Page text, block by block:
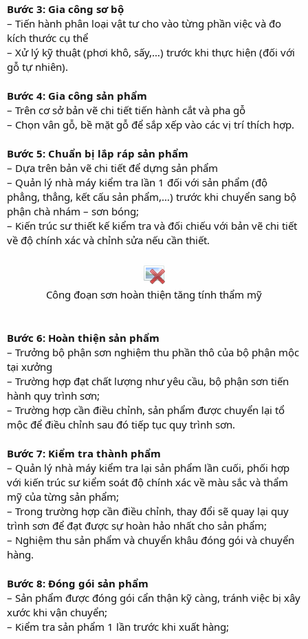
Bước 3: Gia công sơ bộ
– Tiến hành phân loại vật tư cho vào từng phần việc và đo
kích thước cụ thể
– Xử lý kỹ thuật (phơi khô, sấy,…) trước khi thực hiện (đối với
gỗ tự nhiên).
Bước 4: Gia công sản phẩm
– Trên cơ sở bản vẽ chi tiết tiến hành cắt và pha gỗ
– Chọn vân gỗ, bề mặt gỗ để sắp xếp vào các vị trí thích hợp.
Bước 5: Chuẩn bị lắp ráp sản phẩm
– Dựa trên bản vẽ chi tiết để dựng sản phẩm
– Quản lý nhà máy kiểm tra lần 1 đối với sản phẩm (độ
phẳng, thẳng, kết cấu sản phẩm,…) trước khi chuyển sang bộ
phận chà nhám – sơn bóng;
– Kiến trúc sư thiết kế kiểm tra và đối chiếu với bản vẽ chi tiết
về độ chính xác và chỉnh sửa nếu cần thiết.
Công đoạn sơn hoàn thiện tăng tính thẩm mỹ​
Bước 6: Hoàn thiện sản phẩm
– Trưởng bộ phận sơn nghiệm thu phần thô của bộ phận mộc
tại xưởng
– Trường hợp đạt chất lượng như yêu cầu, bộ phận sơn tiến
hành quy trình sơn;
– Trường hợp cần điều chỉnh, sản phẩm được chuyển lại tổ
mộc để điều chỉnh sau đó tiếp tục quy trình sơn.
Bước 7: Kiểm tra thành phẩm
– Quản lý nhà máy kiểm tra lại sản phẩm lần cuối, phối hợp
với kiến trúc sư kiểm soát độ chính xác về màu sắc và thẩm
mỹ của từng sản phẩm;
– Trong trường hợp cần điều chỉnh, thay đổi sẽ quay lại quy
trình sơn để đạt được sự hoàn hảo nhất cho sản phẩm;
– Nghiệm thu sản phẩm và chuyển khâu đóng gói và chuyển
hàng.
Bước 8: Đóng gói sản phẩm
– Sản phẩm được đóng gói cẩn thận kỹ càng, tránh việc bị xây
xước khi vận chuyển;
– Kiểm tra sản phẩm 1 lần trước khi xuất hàng;